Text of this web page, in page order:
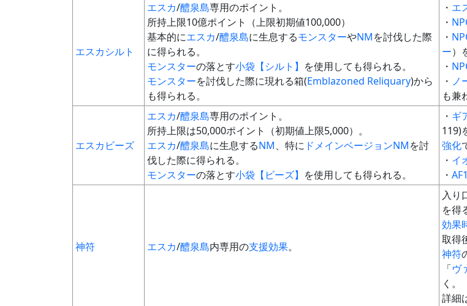
エスカシルト
エスカ/醴泉島専用のポイント。
所持上限10億ポイント（上限初期値100,000）
基本的にエスカ/醴泉島に生息するモンスターやNMを討伐した際
に得られる。
モンスターの落とす小袋【シルト】 を使用しても得られる。
モンスターを討伐した際に現れる箱(Emblazoned Reliquary)から
も得られる。
・ エ
・
・
ー）
・
・ ノ
も兼
エスカビーズ
エスカ/醴泉島専用のポイント。
所持上限は50,000ポイント（初期値上限5,000）。
エスカ/醴泉島に生息するNM、特に ドメインベージョンNMを討
伐した際に得られる。
モンスターの落とす小袋【ビーズ】 を使用しても得られる。
・ ギ
119)
強化
・ イ
・
神符 エスカ/醴泉島内専用の支援効果。
入り
を得
効果
取得
神符
「ヴ
く。
詳細